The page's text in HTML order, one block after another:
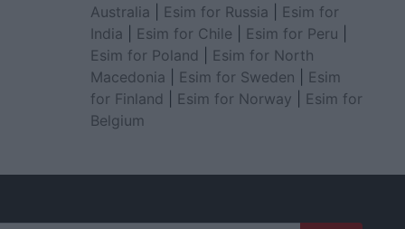
Australia
Esim for Russia
Esim for
India
Esim for Chile Esim for Peru
Esim for Poland
Esim for North
Macedonia
Esim for Sweden
Esim
for Finland
Esim for Norway
Esim for
Belgium